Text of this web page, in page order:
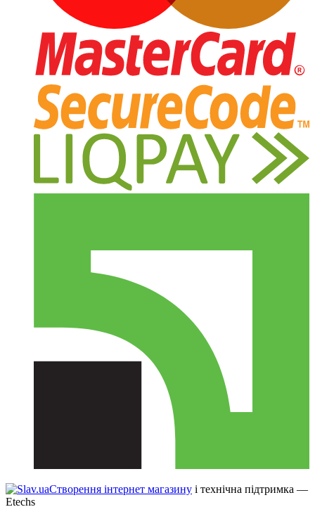
Створення інтернет магазину і технічна підтримка —
Etechs